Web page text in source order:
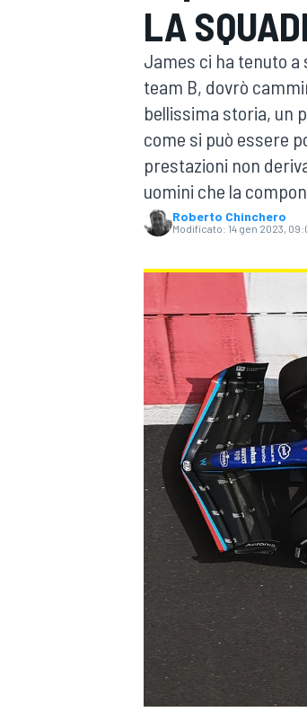
MOTOGP
WRC
LA
James ci ha tenuto a
team B, dovrò
bellissima storia, un
come si può essere
prestazioni non
uomini che la
Roberto Chinchero
Modificato: 14 gen 2023,